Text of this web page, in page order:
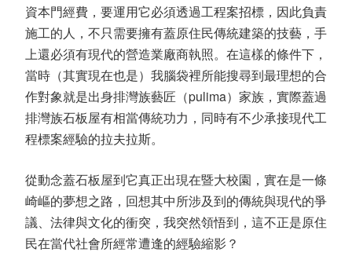
資本門經費，要運用它必須透過工程案招標，因此負責
施工的人，不只需要擁有蓋原住民傳統建築的技藝，手
上還必須有現代的營造業廠商執照。在這樣的條件下，
當時（其實現在也是）我腦袋裡所能搜尋到最理想的合
作對象就是出身排灣族藝匠（pulima）家族，實際蓋過
排灣族石板屋有相當傳統功力，同時有不少承接現代工
程標案經驗的拉夫拉斯。
從動念蓋石板屋到它真正出現在暨大校園，實在是一條
崎嶇的夢想之路，回想其中所涉及到的傳統與現代的爭
議、法律與文化的衝突，我突然領悟到，這不正是原住
民在當代社會所經常遭逢的經驗縮影？